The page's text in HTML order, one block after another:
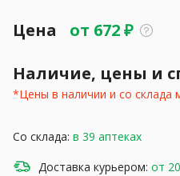
Цена от 672₽
Наличие, цены и
*Цены в наличии и со склада
Со склада: в 39 аптеках
Доставка курьером: от